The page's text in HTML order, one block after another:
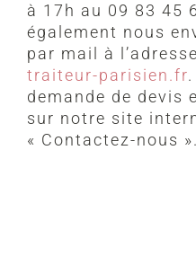
à 17h au 09 83 45
également nous
par mail à l’adresse
traiteur-parisien.fr
demande de devis
sur notre site
« Contactez-nous ».